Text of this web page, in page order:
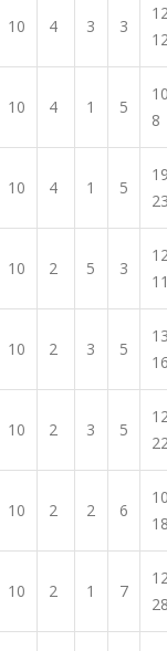
10 4 3 3
10 4 1 5
8
10 4 1 5
10 2 5 3
10 2 3 5
10 2 3 5
10 2 2 6
10 2 1 7